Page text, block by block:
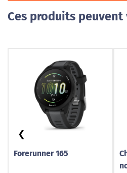
Ces produits
Forerunner 165
❮